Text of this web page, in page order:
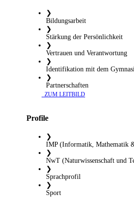
❯
Bildungsarbeit
❯
Stärkung der Persönlichkeit
❯
Vertrauen und Verantwortung
❯
Identifikation mit dem
❯
Partnerschaften
​ ZUM LEITBILD
Profile
❯
IMP (Informatik, Mathematik
❯
NwT (Naturwissenschaft und
❯
Sprachprofil
❯
Sport